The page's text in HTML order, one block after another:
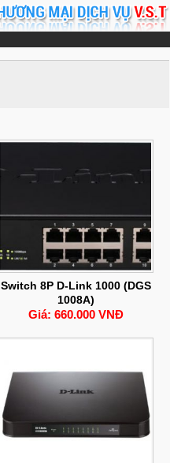
Switch 8P D-Link 1000 (DGS
1008A)
Giá: 660.000 VNĐ